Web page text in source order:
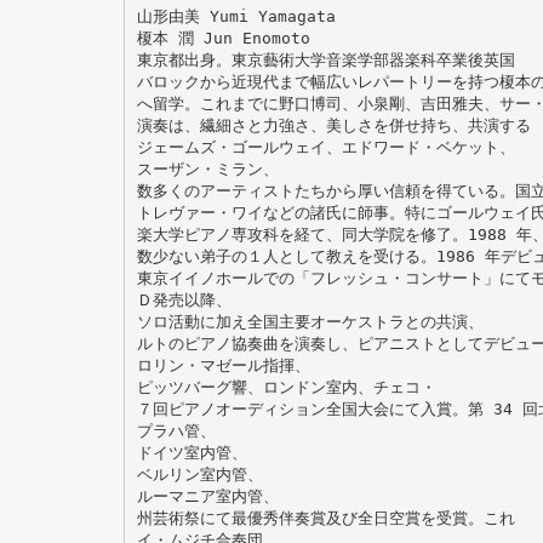
山形由美 Yumi Yamagata
榎本 潤 Jun Enomoto
東京都出身。東京藝術大学音楽学部器楽科卒業後英国
バロックから近現代まで幅広いレパートリーを持つ榎本
へ留学。これまでに野口博司、小泉剛、吉田雅夫、サー・
演奏は、繊細さと力強さ、美しさを併せ持ち、共演する
ジェームズ・ゴールウェイ、エドワード・ベケット、
スーザン・ミラン、
数多くのアーティストたちから厚い信頼を得ている。国
トレヴァー・ワイなどの諸氏に師事。特にゴールウェイ
楽大学ピアノ専攻科を経て、同大学院を修了。1988 年、
数少ない弟子の１人として教えを受ける。1986 年デビ
東京イイノホールでの「フレッシュ・コンサート」にて
Ｄ発売以降、
ソロ活動に加え全国主要オーケストラとの共演、
ルトのピアノ協奏曲を演奏し、ピアニストとしてデビュ
ロリン・マゼール指揮、
ピッツバーグ響、ロンドン室内、チェコ・
７回ピアノオーディション全国大会にて入賞。第 34 回
プラハ管、
ドイツ室内管、
ベルリン室内管、
ルーマニア室内管、
州芸術祭にて最優秀伴奏賞及び全日空賞を受賞。これ
イ・ムジチ合奏団、